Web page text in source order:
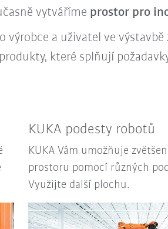
vytváříme prostor pro
výrobce a uživatel ve
které splňují
KUKA podesty robotů
KUKA Vám umožňuje
prostoru pomocí různých
Využijte další plochu.